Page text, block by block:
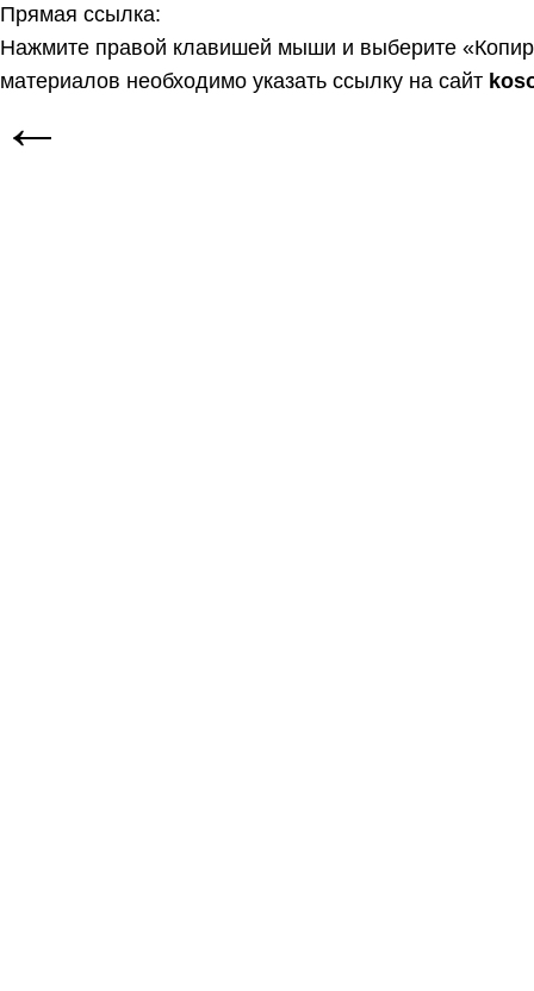
Прямая ссылка:
Нажмите правой клавишей мыши и выберите
материалов необходимо указать ссылку на сайт
←